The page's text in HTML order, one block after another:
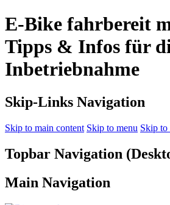
E-Bike fahrbereit
Tipps & Infos für
Inbetriebnahme
Skip-Links Navigation
Skip to main content Skip to menu Skip to
Topbar Navigation
Main Navigation